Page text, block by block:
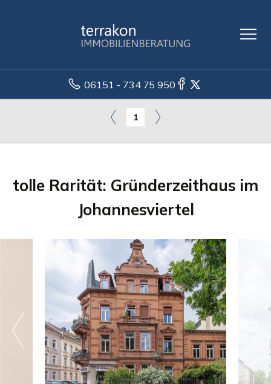
06151 - 734 75 950
1
tolle Rarität: Gründerzeithaus im
Johannesviertel